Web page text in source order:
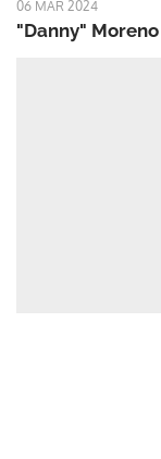
06 MAR 2024
"Danny" Moreno